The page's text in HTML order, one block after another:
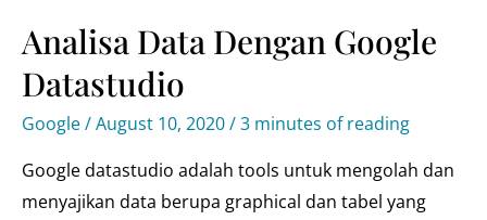
Analisa Data Dengan Google
Datastudio
Google/August 10, 2020/3 minutes of reading
Google datastudio adalah tools untuk mengolah dan
menyajikan data berupa graphical dan tabel yang